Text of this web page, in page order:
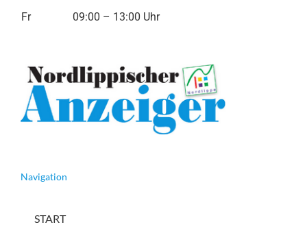
Fr
09:00 – 13:00 Uhr
Navigation
START